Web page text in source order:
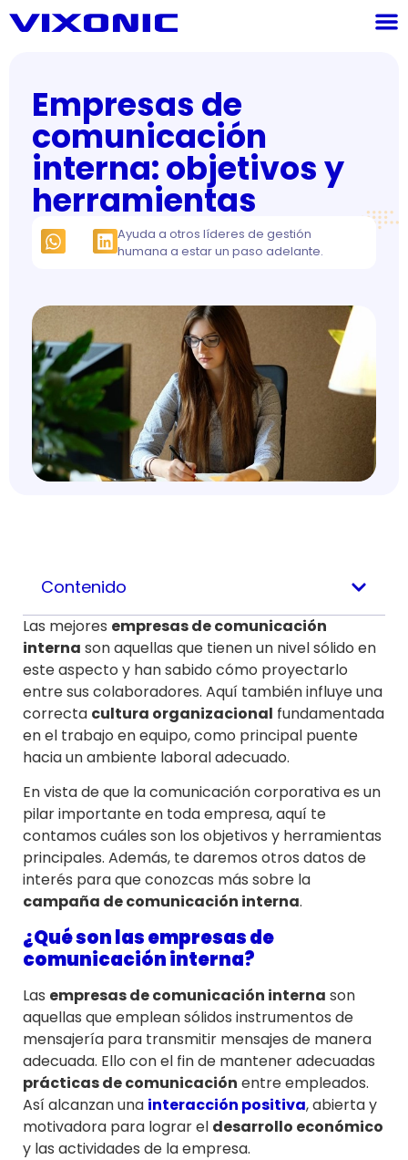
Empresas de
comunicación
interna: objetivos y
herramientas
Ayuda a otros líderes de gestión
humana a estar un paso adelante.
Contenido
Las mejores empresas de comunicación
interna son aquellas que tienen un nivel sólido en
este aspecto y han sabido cómo proyectarlo
entre sus colaboradores. Aquí también influye una
correcta cultura organizacional fundamentada
en el trabajo en equipo, como principal puente
hacia un ambiente laboral adecuado.
En vista de que la comunicación corporativa es un
pilar importante en toda empresa, aquí te
contamos cuáles son los objetivos y herramientas
principales. Además, te daremos otros datos de
interés para que conozcas más sobre la
campaña de comunicación interna.
¿Qué son las empresas de
comunicación interna?
Las empresas de comunicación interna son
aquellas que emplean sólidos instrumentos de
mensajería para transmitir mensajes de manera
adecuada. Ello con el fin de mantener adecuadas
prácticas de comunicación entre empleados.
Así alcanzan una interacción positiva, abierta y
motivadora para lograr el desarrollo económico
y las actividades de la empresa.